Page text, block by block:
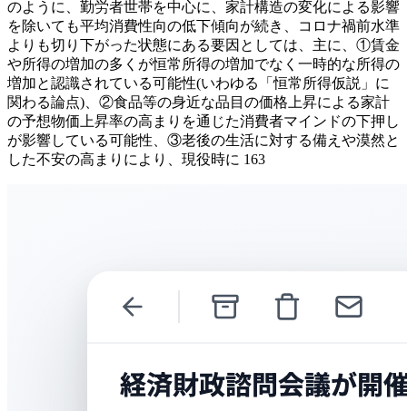
のように、勤労者世帯を中心に、家計構造の変化による影響
を除いても平均消費性向の低下傾向が続き、コロナ禍前水準
よりも切り下がった状態にある要因としては、主に、①賃金
や所得の増加の多くが恒常所得の増加でなく一時的な所得の
増加と認識されている可能性(いわゆる「恒常所得仮説」に
関わる論点)、②食品等の身近な品目の価格上昇による家計
の予想物価上昇率の高まりを通じた消費者マインドの下押し
が影響している可能性、③老後の生活に対する備えや漠然と
した不安の高まりにより、現役時に 163